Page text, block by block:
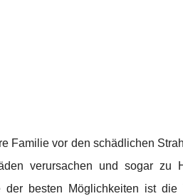
Familie vor den schädlichen
verursachen und sogar zu
besten Möglichkeiten ist die